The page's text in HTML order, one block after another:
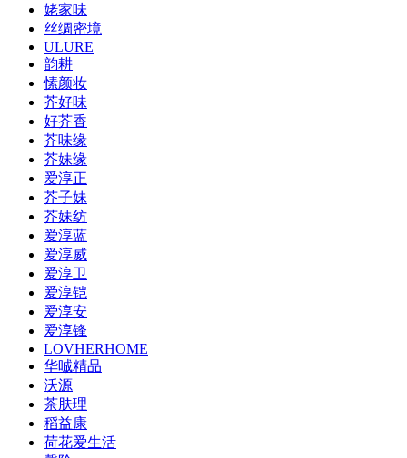
姥家味
丝绸密境
ULURE
韵耕
愫颜妆
芥好味
好芥香
芥味缘
芥妹缘
爱淳正
芥子妹
芥妹纺
爱淳蓝
爱淳威
爱淳卫
爱淳铠
爱淳安
爱淳锋
LOVHERHOME
华晠精品
沃源
茶肤理
稻益康
荷花爱生活